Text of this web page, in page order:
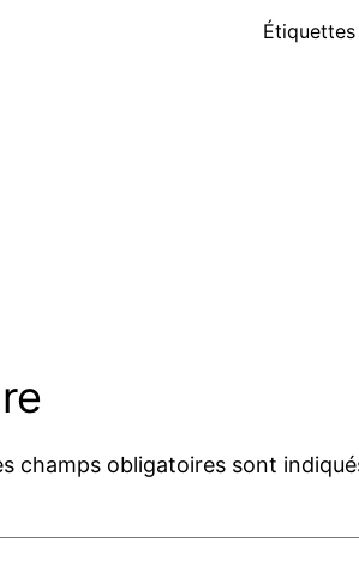
Étiquettes
champs obligatoires sont